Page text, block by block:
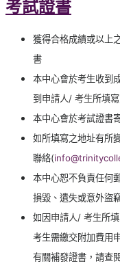
考試證書
獲得合格成績或以上
書
本中心會於考生收到
到 申請人/ 考生所填
本中心會於考試證書
如所填寫之地址有所
聯絡(
本中心恕不負責任何
損毀、遺失或意外盜
如因申請人/ 考生所
考生需繳交附加費用
有關補發證書，請查